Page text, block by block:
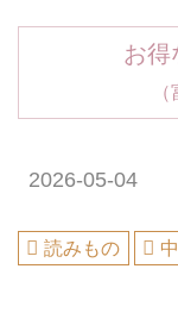
お得
（
2026-05-04
読みもの